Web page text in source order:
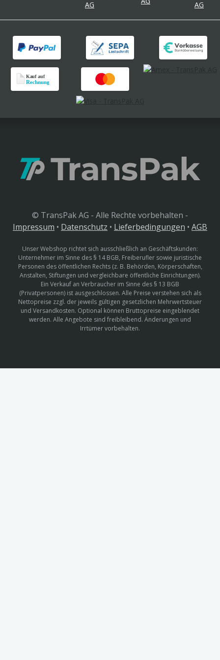
© TransPak AG - Alle Rechte vorbehalten -
Impressum • Datenschutz • Lieferbedingungen • AGB
Unser Webshop richtet sich ausschließlich an Geschäftskunden:
Unternehmer im Sinne des § 14 BGB, Freiberufler sowie juristische
Personen des öffentlichen Rechts (z. B. Behörden, Körperschaften,
Anstalten, Stiftungen und vergleichbare öffentliche Einrichtungen).
Ein Verkauf an Verbraucher im Sinne des § 13 BGB
(Privatpersonen) ist ausgeschlossen. Alle Preise verstehen sich als
Nettopreise zzgl. der jeweils gültigen gesetzlichen Mehrwertsteuer
und Versandkosten. Optional können Bruttopreise eingeblendet
werden. Alle Angebote sind freibleibend. Änderungen und
Irrtümer vorbehalten.